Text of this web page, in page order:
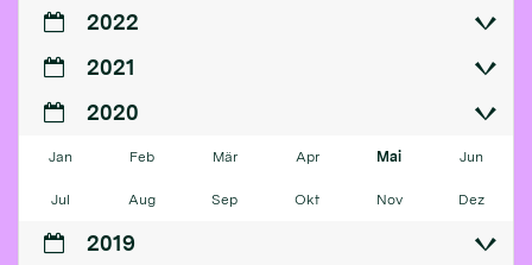
2022
2021
2020
Jan Feb Mär Apr Mai Jun
Jul Aug Sep Okt Nov Dez
2019